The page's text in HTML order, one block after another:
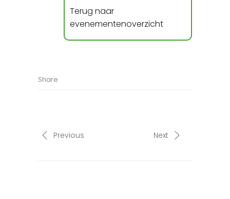
Terug naar
evenementenoverzicht
Share
Previous Next